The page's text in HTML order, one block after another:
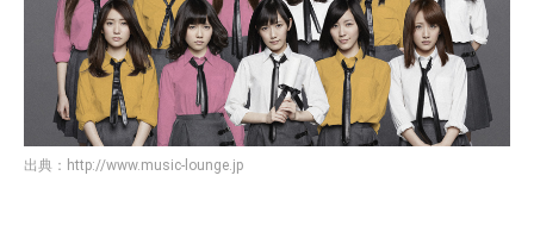
出典： http://www.music-lounge.jp